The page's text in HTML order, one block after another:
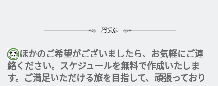
ほかのご希望がございましたら、お気軽にご連
絡ください。スケジュールを無料で作成いたしま
す。ご満足いただける旅を目指して、頑張っており